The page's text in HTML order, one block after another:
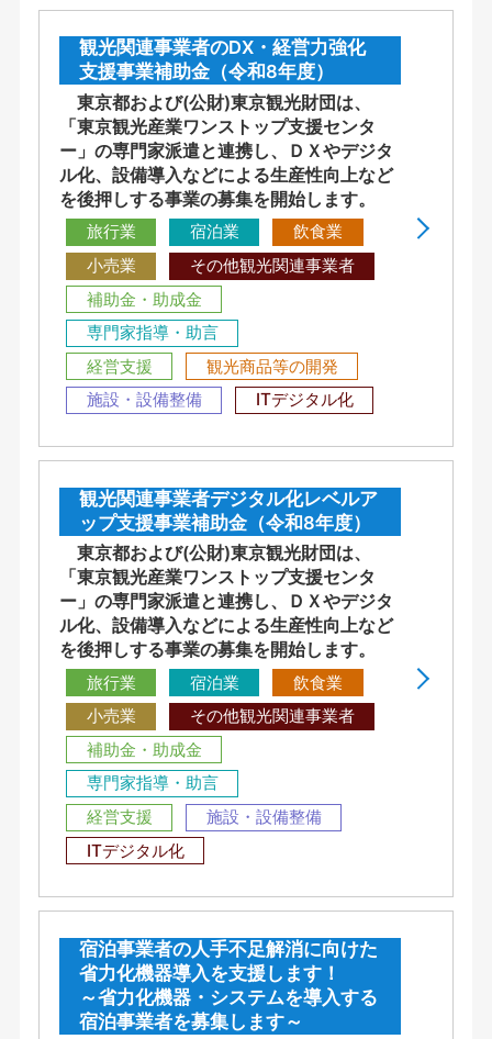
観光関連事業者のDX・経営力強化
支援事業補助金（令和8年度）
東京都および(公財)東京観光財団は、
「東京観光産業ワンストップ支援センタ
ー」の専門家派遣と連携し、ＤＸやデジタ
ル化、設備導入などによる生産性向上など
を後押しする事業の募集を開始します。
旅行業 宿泊業
飲食業
小売業
その他観光関連事業者
補助金・助成金
専門家指導・助言
経営支援
観光商品等の開発
施設・設備整備
ITデジタル化
観光関連事業者デジタル化レベルア
ップ支援事業補助金（令和8年度）
東京都および(公財)東京観光財団は、
「東京観光産業ワンストップ支援センタ
ー」の専門家派遣と連携し、ＤＸやデジタ
ル化、設備導入などによる生産性向上など
を後押しする事業の募集を開始します。
旅行業 宿泊業
飲食業
小売業
その他観光関連事業者
補助金・助成金
専門家指導・助言
経営支援
施設・設備整備
ITデジタル化
宿泊事業者の人手不足解消に向けた
省力化機器導入を支援します！
～省力化機器・システムを導入する
宿泊事業者を募集します～